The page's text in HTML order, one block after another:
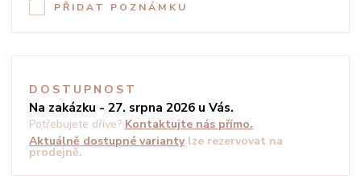
PŘIDAT POZNÁMKU
DOSTUPNOST
Na zakázku - 27. srpna 2026 u Vás.
Potřebujete dříve? Kontaktujte nás přímo.
Aktuálně dostupné varianty lze rezervovat na
prodejně.